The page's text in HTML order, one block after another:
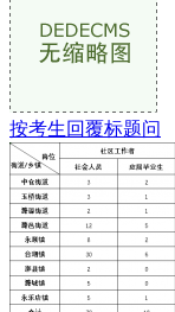
按考生回覆标题问